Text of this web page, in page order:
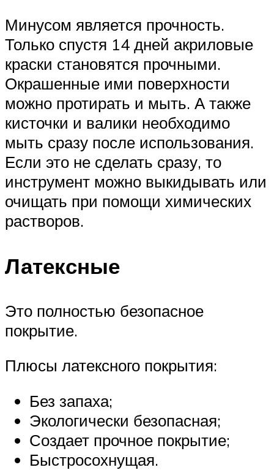
Минусом является прочность.
Только спустя 14 дней акриловые
краски становятся прочными.
Окрашенные ими поверхности
можно протирать и мыть. А также
кисточки и валики необходимо
мыть сразу после использования.
Если это не сделать сразу, то
инструмент можно выкидывать или
очищать при помощи химических
растворов.
Латексные
Это полностью безопасное
покрытие.
Плюсы латексного покрытия:
Без запаха;
Экологически безопасная;
Создает прочное покрытие;
Быстросохнущая.